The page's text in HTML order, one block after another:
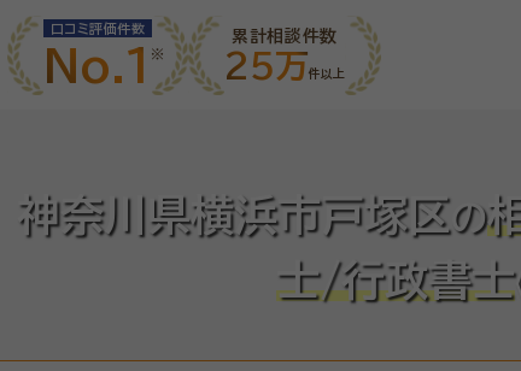
口コミ評価件数
No.1
累計相談件数
25万件以上
神奈川県横浜市戸塚区の
士/行政書士